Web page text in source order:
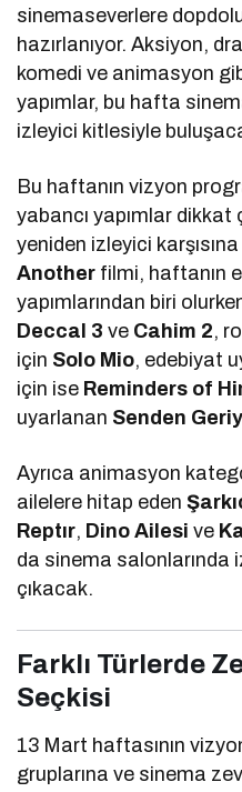
sinemaseverlere
hazırlanıyor. Aksiyon,
komedi ve animasyon
yapımlar, bu hafta
izleyici kitlesiyle
Bu haftanın vizyon
yabancı yapımlar dikkat
yeniden izleyici
Another filmi, haftanın
yapımlarından biri
Deccal 3 ve Cahim 2,
için Solo Mio, edebiyat
için ise Reminders of
uyarlanan Senden
Ayrıca animasyon
ailelere hitap eden
Reptır, Dino Ailesi ve
da sinema salonlarında
çıkacak.
Farklı Türlerde
Seçkisi
13 Mart haftasının
gruplarına ve sinema